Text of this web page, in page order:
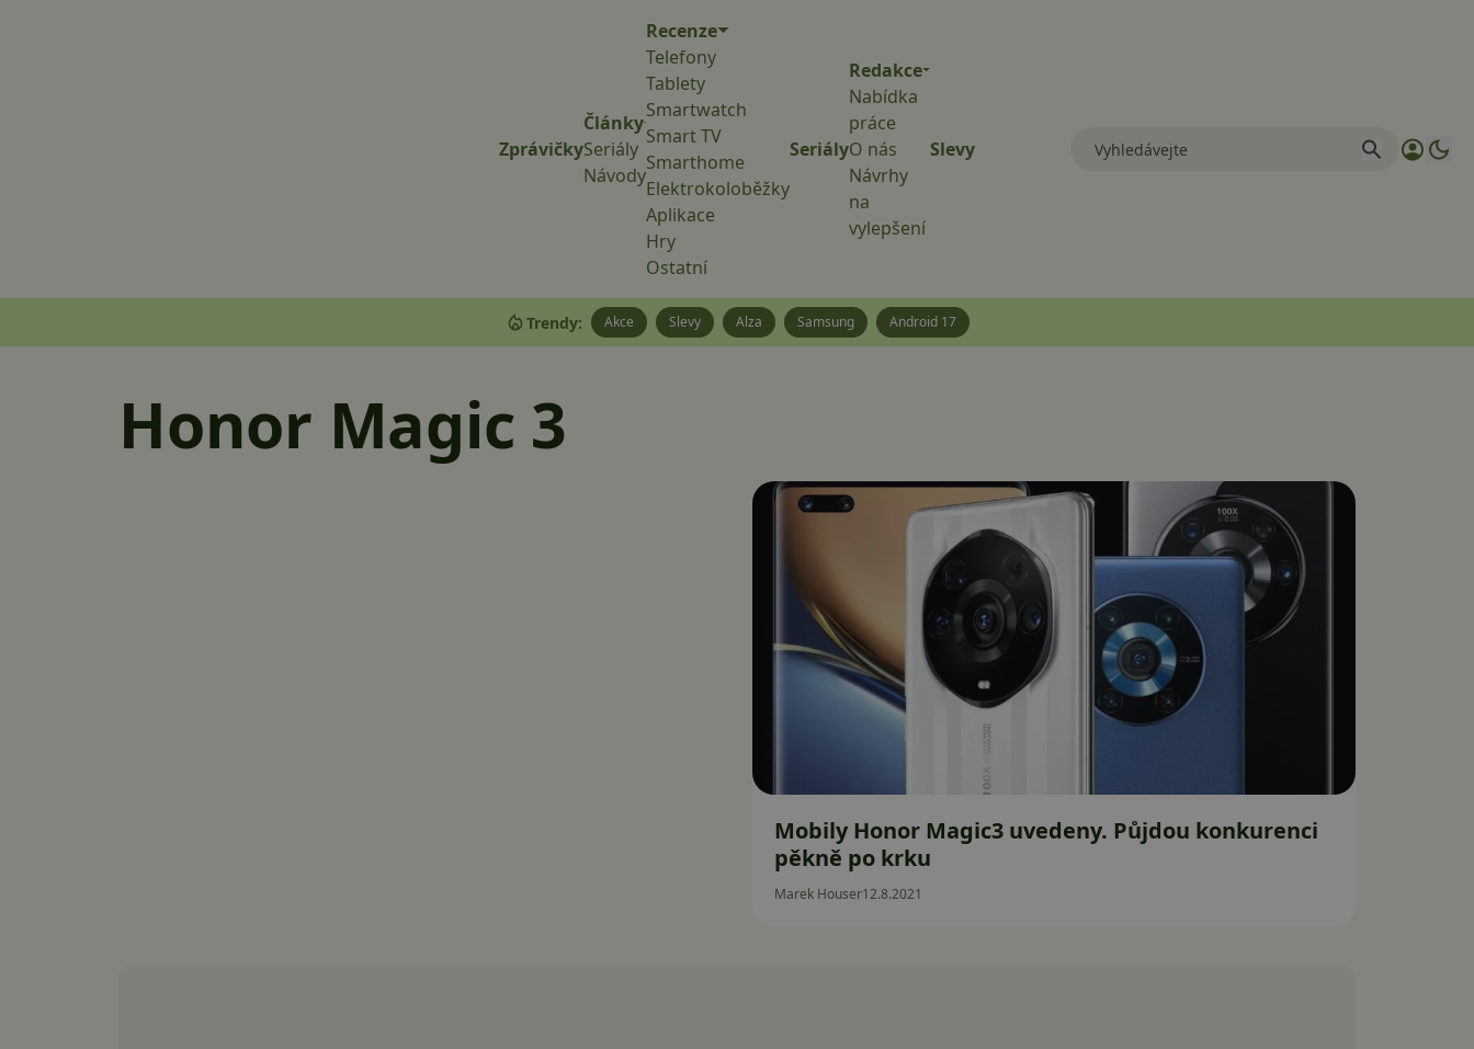
Zprávičky
Články
Seriály
Návody
Recenze
Telefony
Tablety
Smartwatch
Smart TV
Smarthome
Elektrokoloběžky
Aplikace
Hry
Ostatní
Seriály
Redakce
Nabídka
práce
O nás
Návrhy
na
vylepšení
Slevy
Trendy: Akce Slevy Alza Samsung Android 17
Honor Magic 3
Mobily Honor Magic3 uvedeny. Půjdou konkurenci
pěkně po krku
Marek Houser12.8.2021